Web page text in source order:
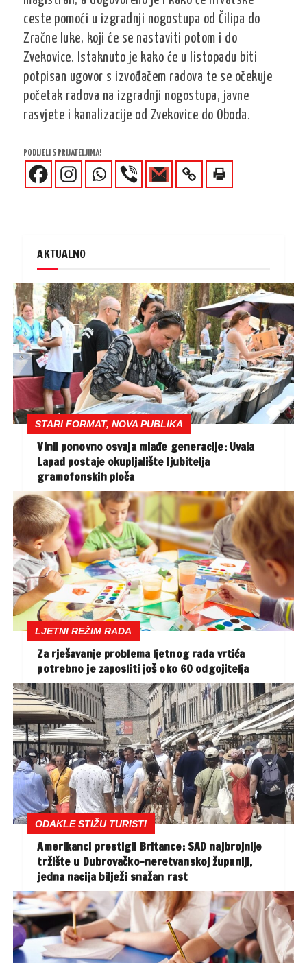
ceste pomoći u izgradnji nogostupa od Čilipa do
Zračne luke, koji će se nastaviti potom i do
Zvekovice. Istaknuto je kako će u listopadu biti
potpisan ugovor s izvođačem radova te se očekuje
početak radova na izgradnji nogostupa, javne
rasvjete i kanalizacije od Zvekovice do Oboda.
PODIJELI S PRIJATELJIMA!
AKTUALNO
STARI FORMAT, NOVA PUBLIKA
Vinil ponovno osvaja mlađe generacije: Uvala
Lapad postaje okupljalište ljubitelja
gramofonskih ploča
LJETNI REŽIM RADA
Za rješavanje problema ljetnog rada vrtića
potrebno je zaposliti još oko 60 odgojitelja
ODAKLE STIŽU TURISTI
Amerikanci prestigli Britance: SAD najbrojnije
tržište u Dubrovačko-neretvanskoj županiji,
jedna nacija bilježi snažan rast